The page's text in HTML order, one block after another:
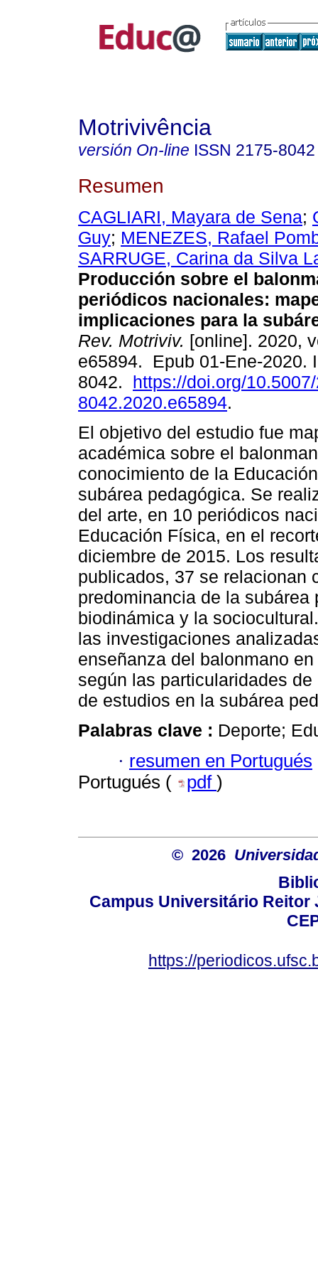
Motrivivência
versión On-line ISSN 2175-8042
Resumen
CAGLIARI, Mayara de Sena;
Guy; MENEZES, Rafael
SARRUGE, Carina da Silva
Producción sobre el
periódicos nacionales:
implicaciones para la
Rev. Motriviv. [online]. 2020,
e65894. Epub 01-Ene-2020.
8042. https://doi.org/
8042.2020.e65894.
El objetivo del estudio fue
académica sobre el
conocimiento de la
subárea pedagógica. Se
del arte, en 10 periódicos
Educación Física, en el
diciembre de 2015. Los
publicados, 37 se relacionan
predominancia de la
biodinámica y la
las investigaciones
enseñanza del balonmano
según las particularidades
de estudios en la subárea
Palabras clave : Deporte;
· resumen en Portugués
Portugués (
pdf )
© 2026
Campus Universitário Reitor
https://